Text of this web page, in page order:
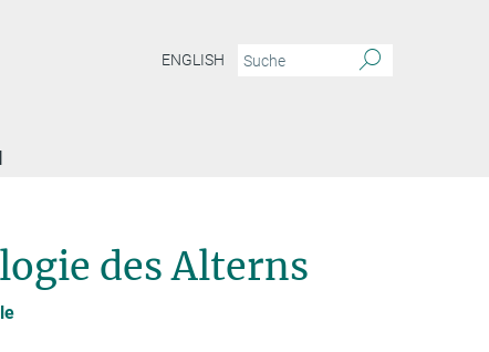
ENGLISH
des Alterns